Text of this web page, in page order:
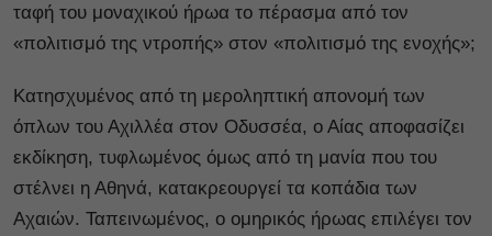
ταφή του μοναχικού ήρωα το πέρασμα από τον
«πολιτισμό της ντροπής» στον «πολιτισμό της ενοχής»;
Κατησχυμένος από τη μεροληπτική απονομή των
όπλων του Αχιλλέα στον Οδυσσέα, ο Αίας αποφασίζει
εκδίκηση, τυφλωμένος όμως από τη μανία που του
στέλνει η Αθηνά, κατακρεουργεί τα κοπάδια των
Αχαιών. Ταπεινωμένος, ο ομηρικός ήρωας επιλέγει τον